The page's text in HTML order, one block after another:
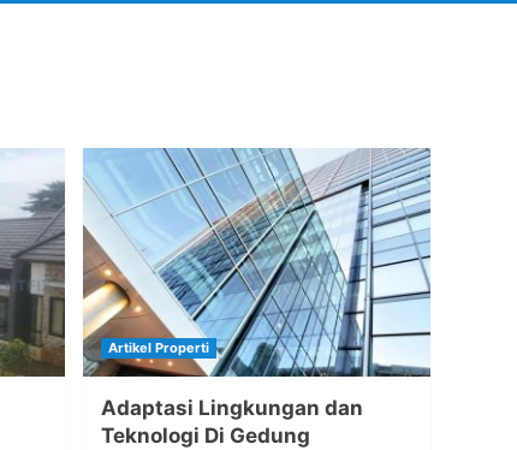
Artikel Properti
Adaptasi Lingkungan dan
Teknologi Di Gedung